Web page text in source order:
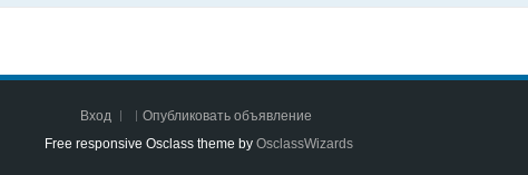
Вход
Опубликовать объявление
Free responsive Osclass theme by OsclassWizards